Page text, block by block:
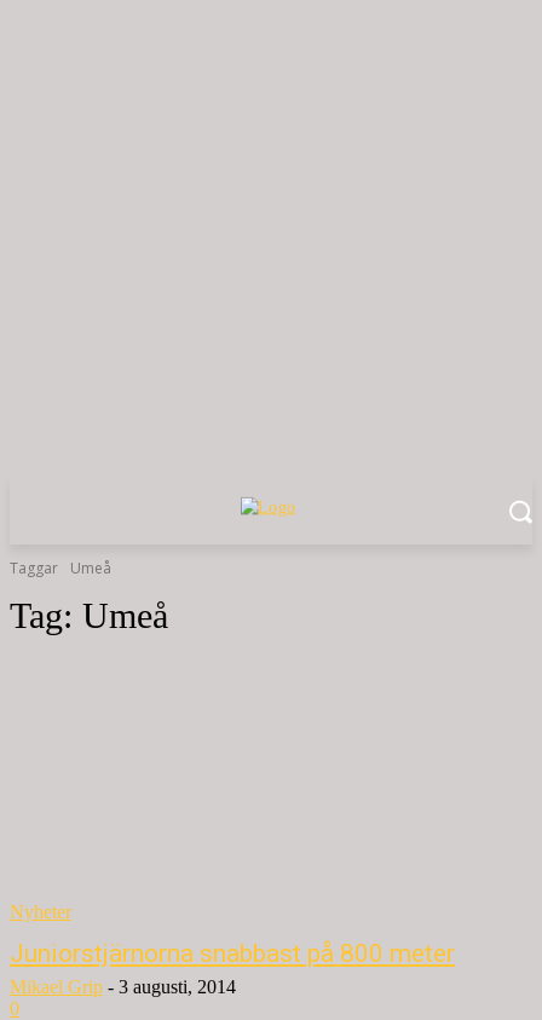
Taggar Umeå
Tag: Umeå
Nyheter
Juniorstjärnorna snabbast på 800 meter
Mikael Grip - 3 augusti, 2014
0